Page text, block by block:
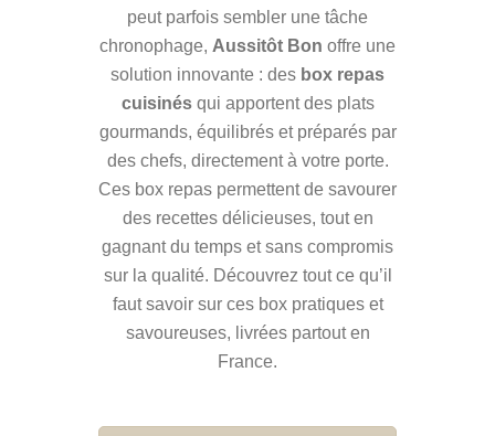
peut parfois sembler une tâche
chronophage, Aussitôt Bon offre une
solution innovante : des box repas
cuisinésqui apportent des plats
gourmands, équilibrés et préparés par
des chefs, directement à votre porte.
Ces box repas permettent de savourer
des recettes délicieuses, tout en
gagnant du temps et sans compromis
sur la qualité. Découvrez tout ce qu’il
faut savoir sur ces box pratiques et
savoureuses, livrées partout en
France.